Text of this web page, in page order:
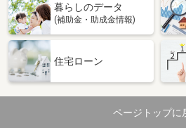
暮らしのデータ
(補助金・助成金情報)
住宅ローン
ページトップに